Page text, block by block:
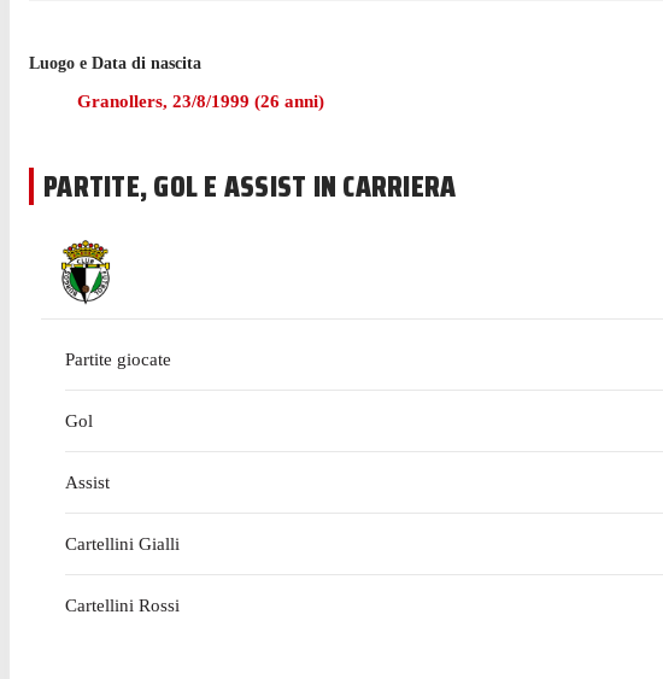
Luogo e Data di nascita
Granollers, 23/8/1999 (26 anni)
PARTITE, GOL E ASSIST IN CARRIERA
Partite giocate
Gol
Assist
Cartellini Gialli
Cartellini Rossi